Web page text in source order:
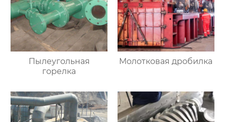
Пылеугольная
горелка
Молотковая дробилка